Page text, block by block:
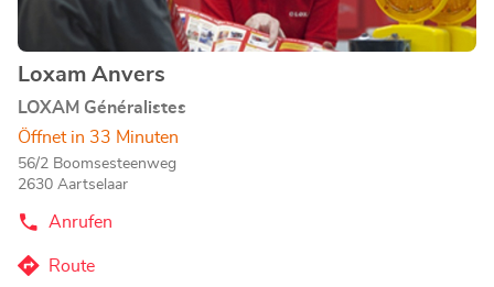
Geschäft:
Loxam Anvers
LOXAM Généralistes
Öffnet in 33 Minuten
56/2 Boomsesteenweg
2630 Aartselaar
Anrufen
der
Anvers-
Route
zum